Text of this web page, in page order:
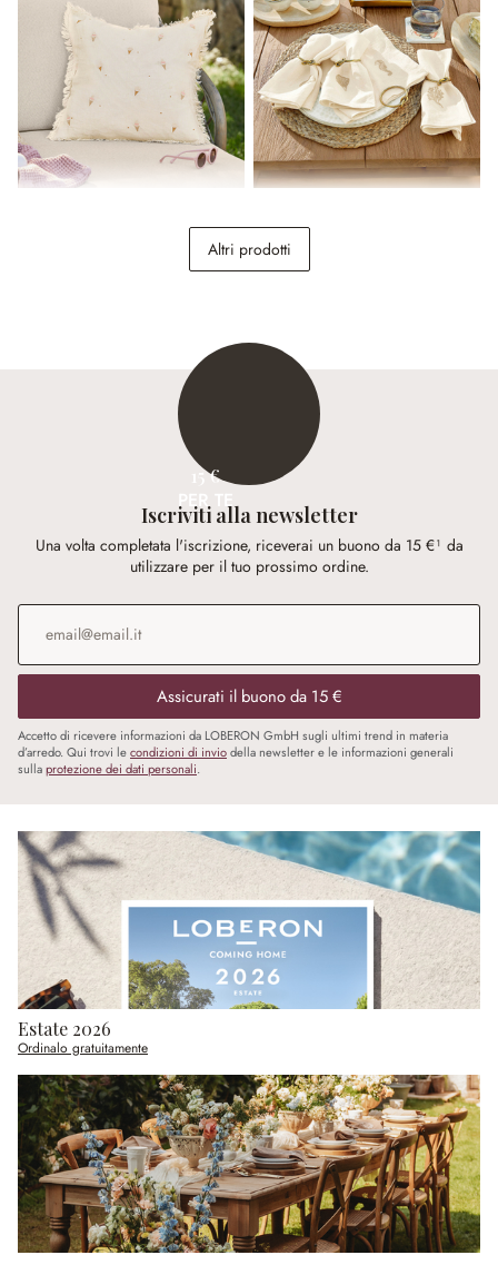
29,95 €
Altri prodotti
15 €
PER TE
Iscriviti alla newsletter
Una volta completata l'iscrizione, riceverai un buono da 15 €¹ da
utilizzare per il tuo prossimo ordine.
Indirizzo e-mail
Assicurati il buono da 15 €
Accetto di ricevere informazioni da LOBERON GmbH sugli ultimi trend in materia
d’arredo. Qui trovi lecondizioni di inviodella newsletter e le informazioni generali
sullaprotezione dei dati personali.
Estate 2026
Ordinalo gratuitamente